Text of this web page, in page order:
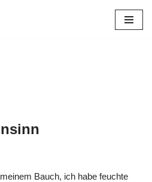
Bauch, ich habe feuchte